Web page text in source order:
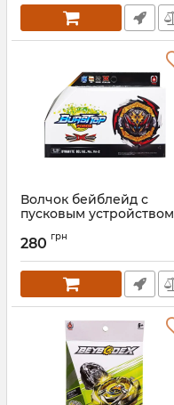
Волчок бейблейд с
пусковым устройством
Dinamite Belial
Артикул: B180
280 грн